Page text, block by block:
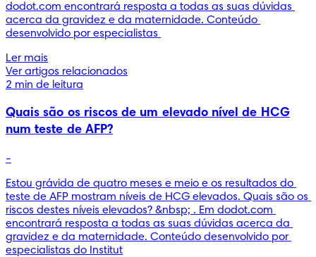
dodot.com encontrará resposta a todas as suas dúvidas
acerca da gravidez e da maternidade. Conteúdo
desenvolvido por especialistas
Ler mais
Ver artigos relacionados
2 min de leitura
Quais são os riscos de um elevado nível de HCG
num teste de AFP?
-
Estou grávida de quatro meses e meio e os resultados do
teste de AFP mostram níveis de HCG elevados. Quais são os
riscos destes níveis elevados? &nbsp; . Em dodot.com
encontrará resposta a todas as suas dúvidas acerca da
gravidez e da maternidade. Conteúdo desenvolvido por
especialistas do Institut